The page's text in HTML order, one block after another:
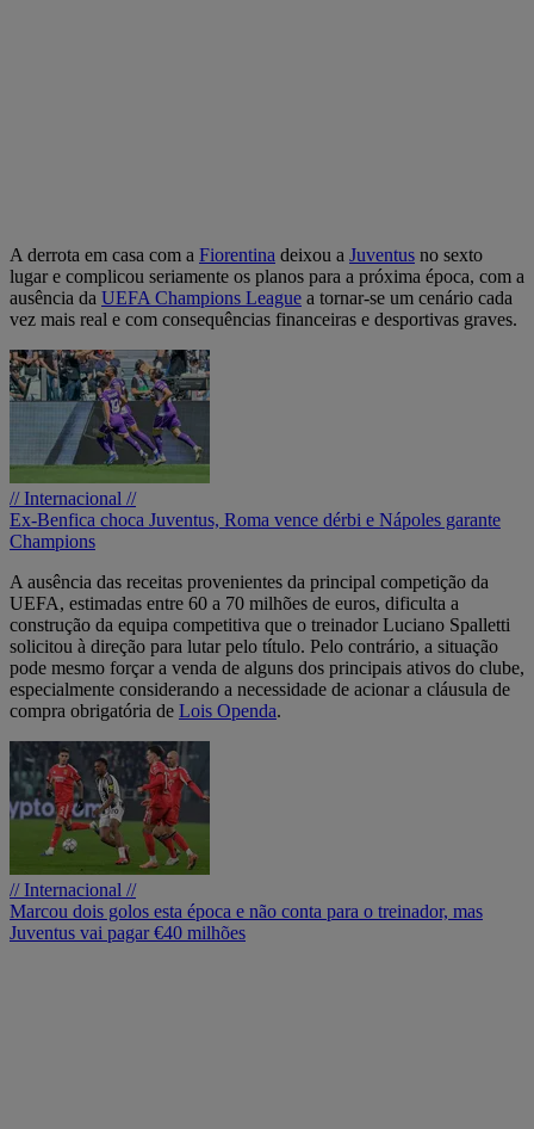
A derrota em casa com a Fiorentina deixou a Juventus no sexto
lugar e complicou seriamente os planos para a próxima época, com a
ausência da UEFA Champions League a tornar-se um cenário cada
vez mais real e com consequências financeiras e desportivas graves.
// Internacional //
Ex-Benfica choca Juventus, Roma vence dérbi e Nápoles garante
Champions
A ausência das receitas provenientes da principal competição da
UEFA, estimadas entre 60 a 70 milhões de euros, dificulta a
construção da equipa competitiva que o treinador Luciano Spalletti
solicitou à direção para lutar pelo título. Pelo contrário, a situação
pode mesmo forçar a venda de alguns dos principais ativos do clube,
especialmente considerando a necessidade de acionar a cláusula de
compra obrigatória de Lois Openda.
// Internacional //
Marcou dois golos esta época e não conta para o treinador, mas
Juventus vai pagar €40 milhões